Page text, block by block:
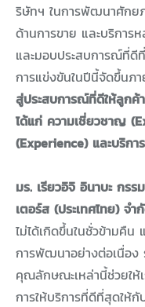
ริษัทฯ ในการพัฒนาศักย
ด้านการขาย และบริการ
และมอบประสบการณ์ที่
การแข่งขันในปีนี้จัดขึ้นภ
สู่ประสบการณ์ที่ดีให้ลูกค้
ได้แก่ ความเชี่ยวชาญ
(Experience) และบริก
มร. เรียวอิจิ อินาบะ ก
เตอร์ส (ประเทศไทย) จำ
ไม่ได้เกิดขึ้นในชั่วข้ามคืน
การพัฒนาอย่างต่อเนื่อง
คุณลักษณะเหล่านี้ช่วยให้
การให้บริการที่ดีที่สุดให้กั